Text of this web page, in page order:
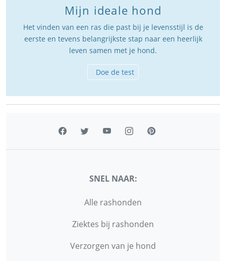
Mijn ideale hond
Het vinden van een ras die past bij je levensstijl is de
eerste en tevens belangrijkste stap naar een heerlijk
leven samen met je hond.
Doe de test
SNEL NAAR:
Alle rashonden
Ziektes bij rashonden
Verzorgen van je hond